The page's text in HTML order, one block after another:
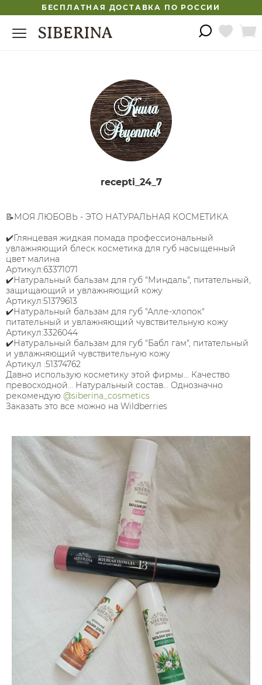
БЕСПЛАТНАЯ ДОСТАВКА ПО РОССИИ
recepti_24_7
📝МОЯ ЛЮБОВЬ - ЭТО НАТУРАЛЬНАЯ КОСМЕТИКА
✔️Глянцевая жидкая помада профессиональный
увлажняющий блеск косметика для губ насыщенный
цвет малина
Артикул:63371071
✔️Натуральный бальзам для губ "Миндаль", питательный,
защищающий и увлажняющий кожу
Артикул:51379613
✔️Натуральный бальзам для губ "Алле-хлопок"
питательный и увлажняющий чувствительную кожу
Артикул:3326044
✔️Натуральный бальзам для губ "Бабл гам", питательный
и увлажняющий чувствительную кожу
Артикул :51374762
Давно использую косметику этой фирмы... Качество
превосходной... Натуральный состав... Однозначно
рекомендую @siberina_cosmetics
Заказать это все можно на Wildberries